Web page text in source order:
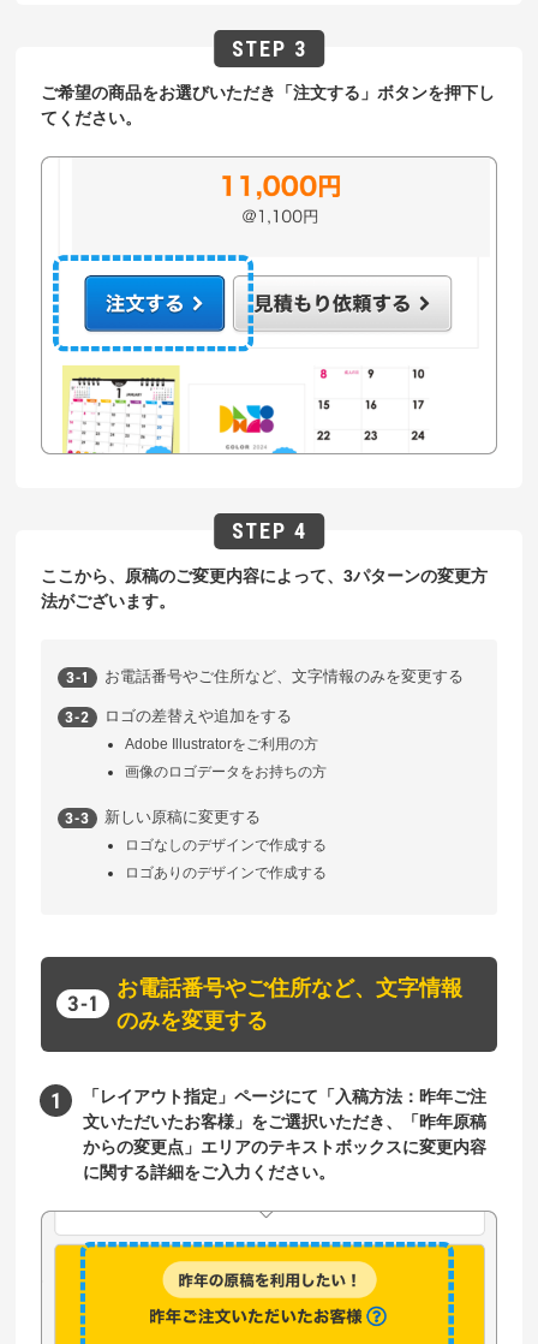
ご希望の商品をお選びいただき「注文する」ボタンを押下し
てください。
ここから、原稿のご変更内容によって、3パターンの変更方
法がございます。
お電話番号やご住所など、文字情報のみを変更する
ロゴの差替えや追加をする
Adobe Illustratorをご利用の方
画像のロゴデータをお持ちの方
新しい原稿に変更する
ロゴなしのデザインで作成する
ロゴありのデザインで作成する
お電話番号やご住所など、文字情報
のみを変更する
「レイアウト指定」ページにて「入稿方法：昨年ご注
文いただいたお客様」をご選択いただき、「昨年原稿
からの変更点」エリアのテキストボックスに変更内容
に関する詳細をご入力ください。